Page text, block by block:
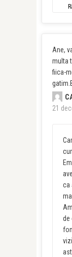
Ane,
multa
fiica-
21
ca
de